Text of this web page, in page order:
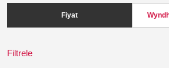
Fiyat
Filtrele